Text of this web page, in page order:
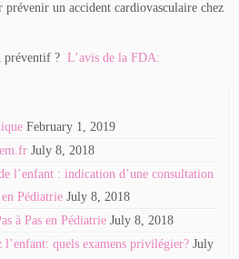
un accident cardiovasculaire chez
préventif ? L’avis de la FDA:
February 1, 2019
July 8, 2018
l’enfant : indication d’une consultation
Pédiatrie July 8, 2018
à Pas en Pédiatrie July 8, 2018
quels examens privilégier? July